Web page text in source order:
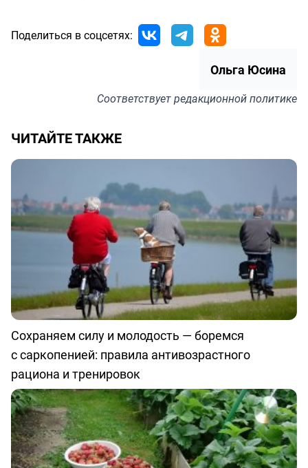
Поделиться в соцсетях:
Ольга Юсина
Соответствуетредакционной политике
ЧИТАЙТЕ ТАКЖЕ
Сохраняем силу и молодость — боремся
с саркопенией: правила антивозрастного
рациона и тренировок